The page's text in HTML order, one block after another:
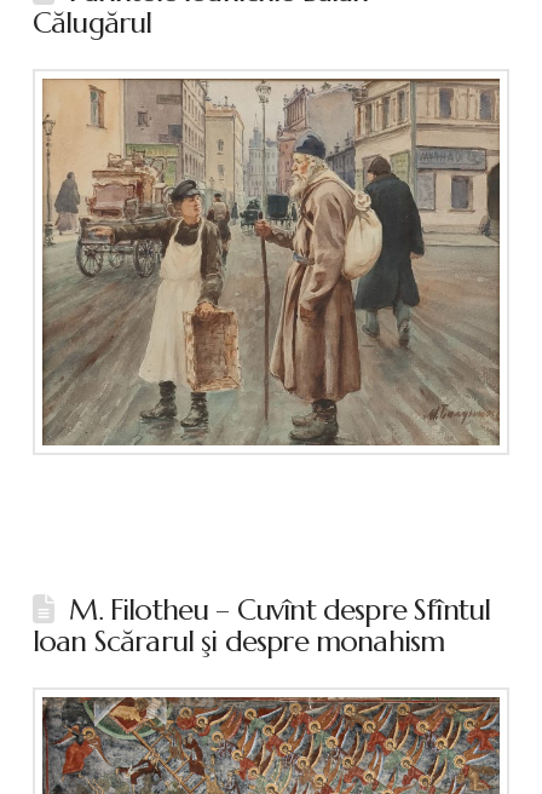
Călugărul
M. Filotheu – Cuvînt despre Sfîntul
Ioan Scărarul şi despre monahism